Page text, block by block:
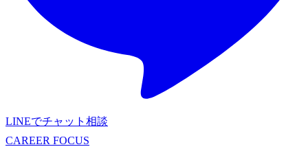
LINEでチャット相談
CAREER FOCUS